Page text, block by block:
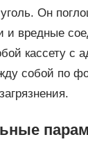
Он
и вредные
кассету с
собой по